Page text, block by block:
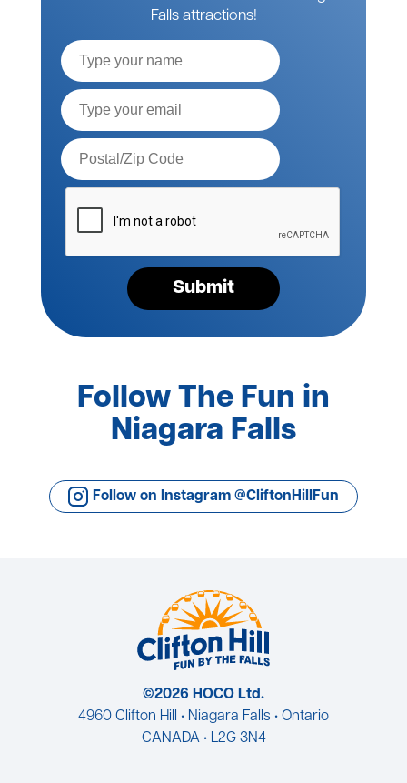
Falls attractions!
Submit
Follow The Fun in
Niagara Falls
Follow on Instagram @CliftonHillFun
©2026 HOCO Ltd.
4960 Clifton Hill • Niagara Falls • Ontario
CANADA • L2G 3N4